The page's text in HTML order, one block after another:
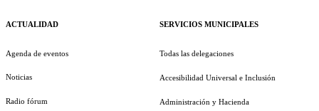
ACTUALIDAD
Agenda de eventos
Noticias
Radio fórum
SERVICIOS MUNICIPALES
Todas las delegaciones
Accesibilidad Universal e Inclusión
Administración y Hacienda